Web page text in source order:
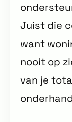
Juist die
want
nooit op
van je